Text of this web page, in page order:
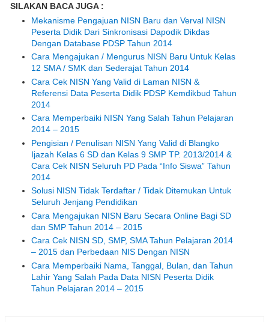
SILAKAN BACA JUGA :
Mekanisme Pengajuan NISN Baru dan Verval NISN
Peserta Didik Dari Sinkronisasi Dapodik Dikdas
Dengan Database PDSP Tahun 2014
Cara Mengajukan / Mengurus NISN Baru Untuk Kelas
12 SMA / SMK dan Sederajat Tahun 2014
Cara Cek NISN Yang Valid di Laman NISN &
Referensi Data Peserta Didik PDSP Kemdikbud Tahun
2014
Cara Memperbaiki NISN Yang Salah Tahun Pelajaran
2014 – 2015
Pengisian / Penulisan NISN Yang Valid di Blangko
Ijazah Kelas 6 SD dan Kelas 9 SMP TP. 2013/2014 &
Cara Cek NISN Seluruh PD Pada “Info Siswa” Tahun
2014
Solusi NISN Tidak Terdaftar / Tidak Ditemukan Untuk
Seluruh Jenjang Pendidikan
Cara Mengajukan NISN Baru Secara Online Bagi SD
dan SMP Tahun 2014 – 2015
Cara Cek NISN SD, SMP, SMA Tahun Pelajaran 2014
– 2015 dan Perbedaan NIS Dengan NISN
Cara Memperbaiki Nama, Tanggal, Bulan, dan Tahun
Lahir Yang Salah Pada Data NISN Peserta Didik
Tahun Pelajaran 2014 – 2015